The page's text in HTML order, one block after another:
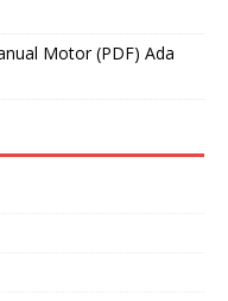
Motor (PDF) Ada